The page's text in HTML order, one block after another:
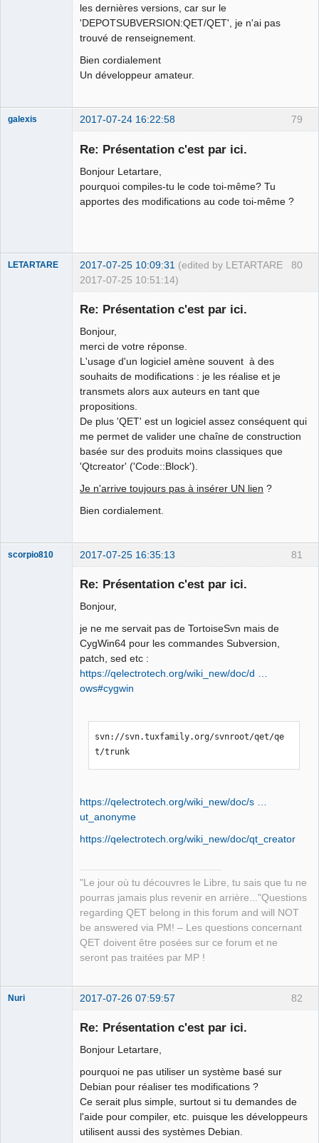
les dernières versions, car sur le
'DEPOTSUBVERSION:QET/QET', je n'ai pas
trouvé de renseignement.
Bien cordialement
Un développeur amateur.
79
galexis 2017-07-24 16:22:58
Re: Présentation c'est par ici.
Bonjour Letartare,
pourquoi compiles-tu le code toi-même? Tu
apportes des modifications au code toi-même ?
80
LETARTARE 2017-07-25 10:09:31 (edited by LETARTARE
2017-07-25 10:51:14)
Re: Présentation c'est par ici.
Bonjour,
merci de votre réponse.
L'usage d'un logiciel amène souvent à des
souhaits de modifications : je les réalise et je
transmets alors aux auteurs en tant que
propositions.
De plus 'QET' est un logiciel assez conséquent qui
me permet de valider une chaîne de construction
basée sur des produits moins classiques que
'Qtcreator' ('Code::Block').
Je n'arrive toujours pas à insérer UN lien ?
Bien cordialement.
81
scorpio810 2017-07-25 16:35:13
Re: Présentation c'est par ici.
Bonjour,
je ne me servait pas de TortoiseSvn mais de
CygWin64 pour les commandes Subversion,
patch, sed etc :
https://qelectrotech.org/wiki_new/doc/d …
ows#cygwin
svn://svn.tuxfamily.org/svnroot/qet/qe
t/trunk
https://qelectrotech.org/wiki_new/doc/s …
ut_anonyme
https://qelectrotech.org/wiki_new/doc/qt_creator
"Le jour où tu découvres le Libre, tu sais que tu ne
pourras jamais plus revenir en arrière..."Questions
regarding QET belong in this forum and will NOT
be answered via PM! – Les questions concernant
QET doivent être posées sur ce forum et ne
seront pas traitées par MP !
82
Nuri 2017-07-26 07:59:57
Re: Présentation c'est par ici.
Bonjour Letartare,
pourquoi ne pas utiliser un système basé sur
Debian pour réaliser tes modifications ?
Ce serait plus simple, surtout si tu demandes de
l'aide pour compiler, etc. puisque les développeurs
utilisent aussi des systèmes Debian.